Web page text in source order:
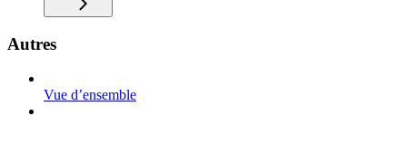
Autres
Vue d’ensemble